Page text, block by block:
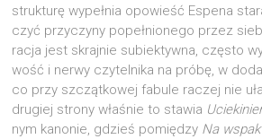
struk­tu­rę wypeł­nia opo­wieść Espe­na
czyć przy­czy­ny popeł­nio­ne­go przez
ra­cja jest skraj­nie subiek­tyw­na, czę­sto
wość i ner­wy czy­tel­ni­ka na pró­bę, w
co przy szcząt­ko­wej fabu­le raczej nie
dru­giej stro­ny wła­śnie to sta­wia
nym kano­nie, gdzieś pomię­dzy Na wspak